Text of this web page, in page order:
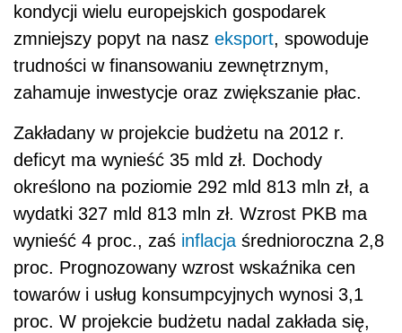
kondycji wielu europejskich gospodarek
zmniejszy popyt na nasz eksport, spowoduje
trudności w finansowaniu zewnętrznym,
zahamuje inwestycje oraz zwiększanie płac.
Zakładany w projekcie budżetu na 2012 r.
deficyt ma wynieść 35 mld zł. Dochody
określono na poziomie 292 mld 813 mln zł, a
wydatki 327 mld 813 mln zł. Wzrost PKB ma
wynieść 4 proc., zaś inflacjaśrednioroczna 2,8
proc. Prognozowany wzrost wskaźnika cen
towarów i usług konsumpcyjnych wynosi 3,1
proc. W projekcie budżetu nadal zakłada się,